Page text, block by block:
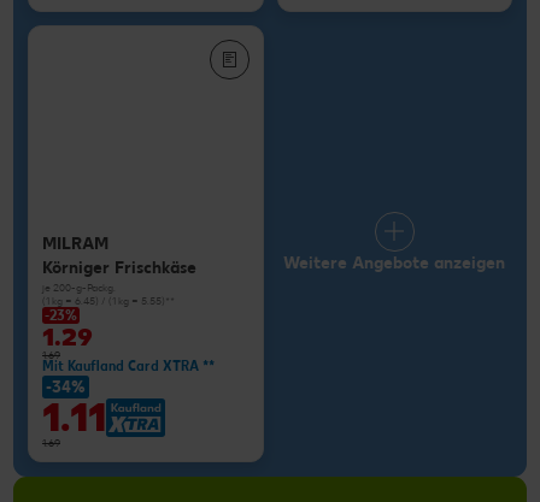
MILRAM
Körniger Frischkäse
je 200-g-Packg.
(1 kg = 6.45) / (1 kg = 5.55)**
-23%
1.29
1.69
Mit Kaufland Card XTRA **
-34%
1.11
1.69
Weitere Angebote anzeigen